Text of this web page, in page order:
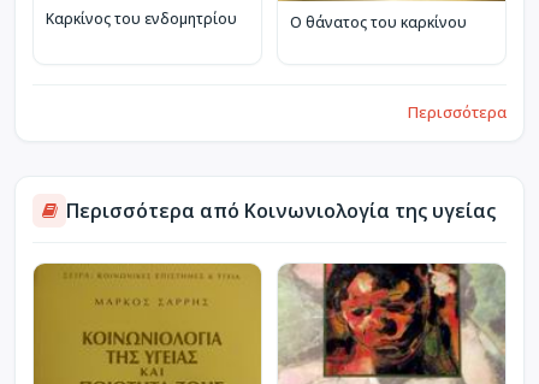
Καρκίνος του ενδομητρίου Ο θάνατος του καρκίνου
Περισσότερα
Περισσότερα από Κοινωνιολογία της υγείας